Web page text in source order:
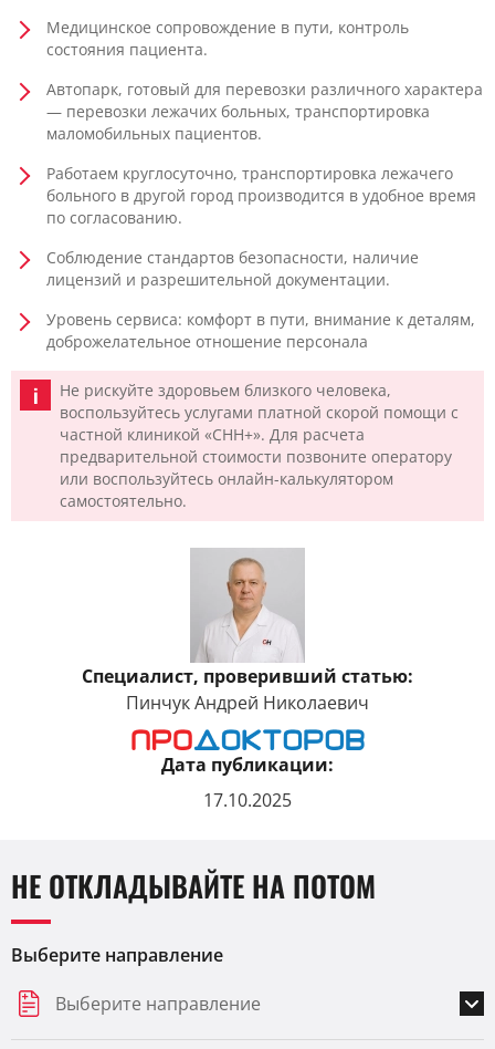
Медицинское сопровождение в пути, контроль
состояния пациента.
Автопарк, готовый для перевозки различного характера
— перевозки лежачих больных, транспортировка
маломобильных пациентов.
Работаем круглосуточно, транспортировка лежачего
больного в другой город производится в удобное время
по согласованию.
Соблюдение стандартов безопасности, наличие
лицензий и разрешительной документации.
Уровень сервиса: комфорт в пути, внимание к деталям,
доброжелательное отношение персонала
Не рискуйте здоровьем близкого человека,
воспользуйтесь услугами платной скорой помощи с
частной клиникой «CHH+». Для расчета
предварительной стоимости позвоните оператору
или воспользуйтесь онлайн-калькулятором
самостоятельно.
Специалист, проверивший статью:
Пинчук Андрей Николаевич
Дата публикации:
17.10.2025
НЕ ОТКЛАДЫВАЙТЕ НА ПОТОМ
Выберите направление
Выберите направление